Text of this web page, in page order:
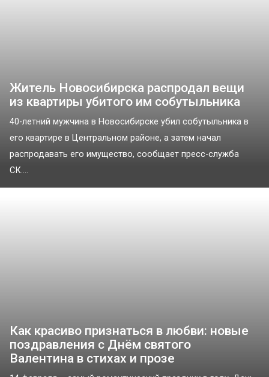
Житель Новосибирска распродал вещи
из квартиры убитого им собутыльника
40-летний мужчина в Новосибирске убил собутыльника в
его квартире в Центральном районе, а затем начал
распродавать его имущество, сообщает пресс-служба
СК....
Как красиво признаться в любви: новые
поздравления с Днём святого
Валентина в стихах и прозе